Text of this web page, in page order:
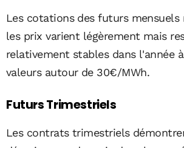
Les cotations des futurs
les prix varient légèrement mais
relativement stables dans l'année
valeurs autour de 30€/MWh.
Futurs Trimestriels
Les contrats trimestriels